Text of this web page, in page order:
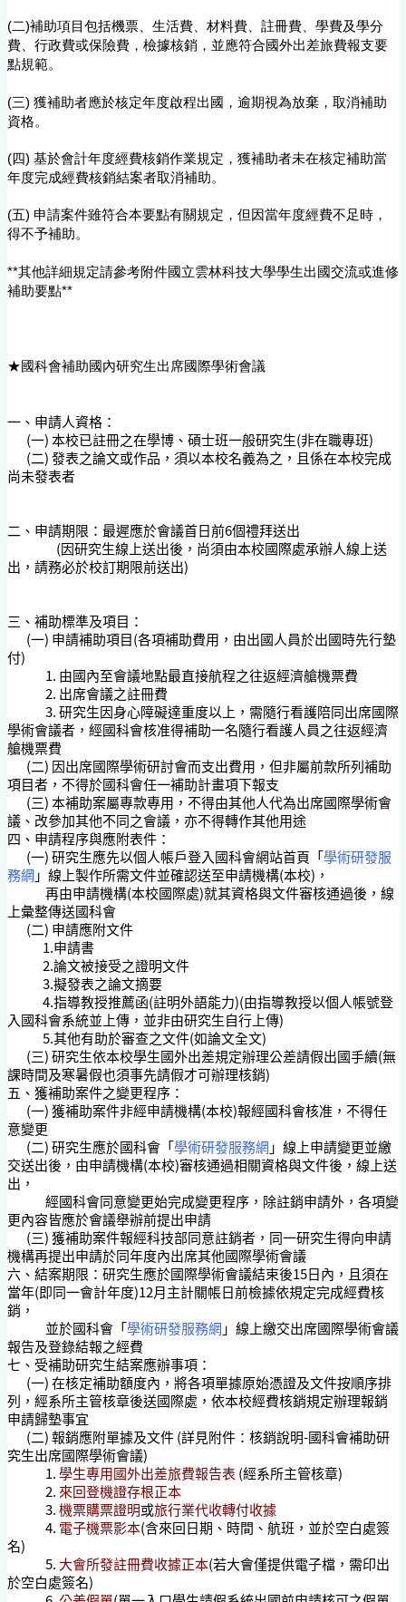
(二)補助項目包括機票、生活費、材料費、註冊費、學費及學分
費、行政費或保險費，檢據核銷，並應符合國外出差旅費報支要
點規範。
(三) 獲補助者應於核定年度啟程出國，逾期視為放棄，取消補助
資格。
(四) 基於會計年度經費核銷作業規定，獲補助者未在核定補助當
年度完成經費核銷結案者取消補助。
(五) 申請案件雖符合本要點有關規定，但因當年度經費不足時，
得不予補助。
**其他詳細規定請參考附件國立雲林科技大學學生出國交流或進修
補助要點**
★國科會補助國內研究生出席國際學術會議
一、 申請人資格：
(一) 本校已註冊之在學博、碩士班一般研究生(非在職專班)
(二) 發表之論文或作品，須以本校名義為之，且係在本校完成
尚未發表者
二、 申請期限：最遲應於會議首日前6個禮拜送出
(因研究生線上送出後，尚須由本校國際處承辦人線上送
出，請務必於校訂期限前送出)
三、補助標準及項目：
(一) 申請補助項目(各項補助費用，由出國人員於出國時先行墊
付)
1. 由國內至會議地點最直接航程之往返經濟艙機票費
2. 出席會議之註冊費
3. 研究生因身心障礙達重度以上，需隨行看護陪同出席國際
學術會議者，經國科會核准得補助一名隨行看護人員之往返經濟
艙機票費
(二) 因出席國際學術研討會而支出費用，但非屬前款所列補助
項目者，不得於國科會任一補助計畫項下報支
(三) 本補助案屬專款專用，不得由其他人代為出席國際學術會
議、改參加其他不同之會議，亦不得轉作其他用途
四、申請程序與應附表件：
(一) 研究生應先以個人帳戶登入國科會網站首頁「學術研發服
務網 」線上製作所需文件並確認送至申請機構(本校)，
再由申請機構(本校國際處)就其資格與文件審核通過後，線
上彙整傳送國科會
(二) 申請應附文件
1.申請書
2.論文被接受之證明文件
3.擬發表之論文摘要
4.指導教授推薦函(註明外語能力)(由指導教授以個人帳號登
入國科會系統並上傳，並非由研究生自行上傳)
5.其他有助於審查之文件(如論文全文)
(三) 研究生依本校學生國外出差規定辦理公差請假出國手續(無
課時間及寒暑假也須事先請假才可辦理核銷)
五、獲補助案件之變更程序：
(一) 獲補助案件非經申請機構(本校)報經國科會核准，不得任
意變更
(二) 研究生應於國科會「學術研發服務網 」線上申請變更並繳
交送出後，由申請機構(本校)審核通過相關資格與文件後，線上送
出，
經國科會同意變更始完成變更程序，除註銷申請外，各項變
更內容皆應於會議舉辦前提出申請
(三) 獲補助案件報經科技部同意註銷者，同一研究生得向申請
機構再提出申請於同年度內出席其他國際學術會議
六、 結案期限：研究生應於國際學術會議結束後15日內，且須在
當年(即同一會計年度)12月主計關帳日前檢據依規定完成經費核
銷，
並於國科會「學術研發服務網 」線上繳交出席國際學術會議
報告及登錄結報之經費
七、 受補助研究生結案應辦事項：
(一) 在核定補助額度內，將各項單據原始憑證及文件按順序排
列，經系所主管核章後送國際處，依本校經費核銷規定辦理報銷
申請歸墊事宜
(二) 報銷應附單據及文件 (詳見附件：核銷說明-國科會補助研
究生出席國際學術會議)
1.學生專用國外出差旅費報告表 (經系所主管核章)
2. 來回登機證存根正本
3.機票購票證明或旅行業代收轉付收據
4. 電子機票影本(含來回日期、時間、航班，並於空白處簽
名)
5. 大會所發註冊費收據正本(若大會僅提供電子檔，需印出
於空白處簽名)